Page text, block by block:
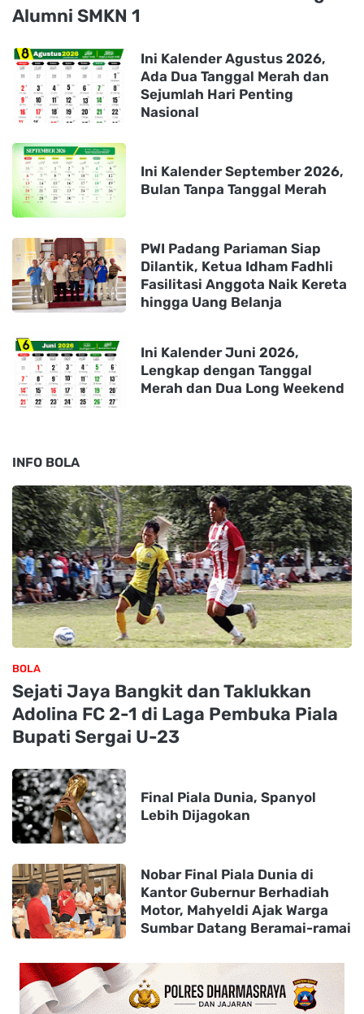
Alumni SMKN 1
Ini Kalender Agustus 2026,
Ada Dua Tanggal Merah dan
Sejumlah Hari Penting
Nasional
Ini Kalender September 2026,
Bulan Tanpa Tanggal Merah
PWI Padang Pariaman Siap
Dilantik, Ketua Idham Fadhli
Fasilitasi Anggota Naik Kereta
hingga Uang Belanja
Ini Kalender Juni 2026,
Lengkap dengan Tanggal
Merah dan Dua Long Weekend
INFO BOLA
BOLA
Sejati Jaya Bangkit dan Taklukkan
Adolina FC 2-1 di Laga Pembuka Piala
Bupati Sergai U-23
Final Piala Dunia, Spanyol
Lebih Dijagokan
Nobar Final Piala Dunia di
Kantor Gubernur Berhadiah
Motor, Mahyeldi Ajak Warga
Sumbar Datang Beramai-ramai